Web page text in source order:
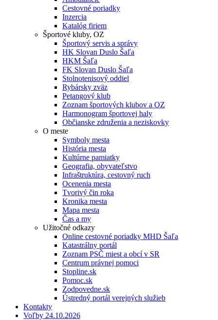
Cestovné poriadky
Inzercia
Katalóg firiem
Športové kluby, OZ
Športový servis a správy
HK Slovan Duslo Šaľa
HKM Šaľa
FK Slovan Duslo Šaľa
Stolnotenisový oddiel
Rybársky zväz
Petangový klub
Zoznam športových klubov a OZ
Harmonogram športovej haly
Občianske združenia a neziskovky
O meste
Symboly mesta
História mesta
Kultúrne pamiatky
Geografia, obyvateľstvo
Infraštruktúra, cestovný ruch
Ocenenia mesta
Tvorivý čin roka
Kronika mesta
Mapa mesta
Čas a my
Užitočné odkazy
Online cestovné poriadky MHD Šaľa
Katastrálny portál
Zoznam PSČ miest a obcí v SR
Centrum právnej pomoci
Stopline.sk
Pomoc.sk
Zodpovedne.sk
Ústredný portál verejných služieb
Kontakty
Voľby 24.10.2026